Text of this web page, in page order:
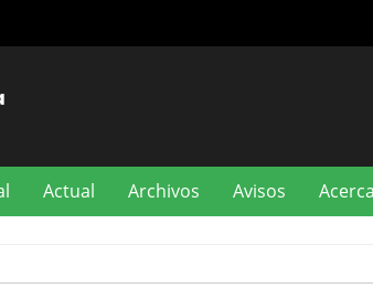
Actual Archivos Avisos